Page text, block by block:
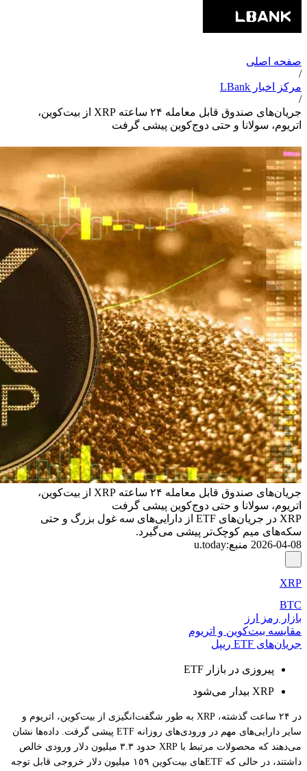
صفحه اصلی
/
مرکز اخبار LBank
/
جریان‌های صندوق قابل معامله ۲۴ ساعته XRP از بیت‌کوین،
اتریوم، سولانا و حتی دوج‌کوین پیشی گرفت
جریان‌های صندوق قابل معامله ۲۴ ساعته XRP از بیت‌کوین،
اتریوم، سولانا و حتی دوج‌کوین پیشی گرفت
XRP در جریان‌های ETF از دارایی‌های سه غول بزرگ و حتی
سکه‌های میم کوچک‌تر پیشی می‌گیرد.
2026-04-08 منبع:
u.today
XRP
BTC
بازار رمز ارز
مقایسه بیت‌کوین و اتریوم
جریان‌های ETF ریپل
پیروزی در بازار ETF
XRP بیدار می‌شود
در ۲۴ ساعت گذشته، XRP به طور شگفت‌انگیزی از بیت‌کوین، اتریوم و
سایر دارایی‌های مهم در ورودی‌های روزانه ETF پیشی گرفت. داده‌ها نشان
می‌دهند که محصولات مرتبط با XRP حدود ۳.۳ میلیون دلار ورودی خالص
داشتند، در حالی که ETFهای بیت‌کوین ۱٥۹ میلیون دلار خروجی قابل توجه